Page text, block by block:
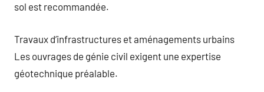
sol est recommandée.
Travaux d’infrastructures et aménagements urbains
Les ouvrages de génie civil exigent une expertise
géotechnique préalable.